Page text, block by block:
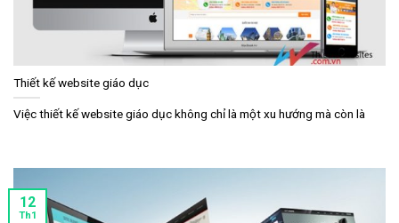
Thiết kế website giáo dục
Việc thiết kế website giáo dục không chỉ là một xu hướng mà còn là
12
Th1